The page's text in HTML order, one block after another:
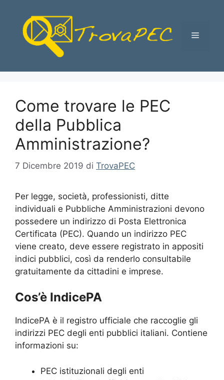
contenuto
Menu
Come trovare le PEC
della Pubblica
Amministrazione?
7 Dicembre 2019 di TrovaPEC
Per legge, società, professionisti, ditte
individuali e Pubbliche Amministrazioni devono
possedere un indirizzo di Posta Elettronica
Certificata (PEC). Quando un indirizzo PEC
viene creato, deve essere registrato in appositi
indici pubblici, così da renderlo consultabile
gratuitamente da cittadini e imprese.
Cos’è IndicePA
IndicePA è il registro ufficiale che raccoglie gli
indirizzi PEC degli enti pubblici italiani. Contiene
informazioni su:
PEC istituzionali degli enti